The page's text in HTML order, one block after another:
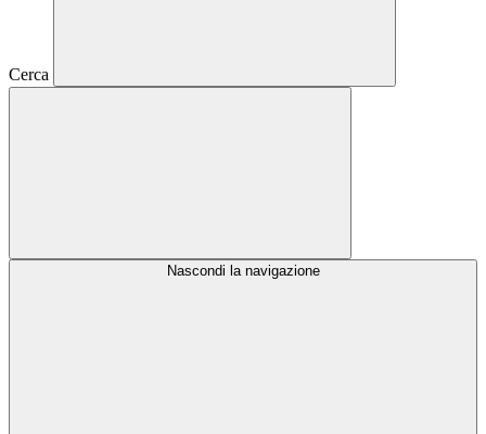
Cerca
Nascondi la navigazione